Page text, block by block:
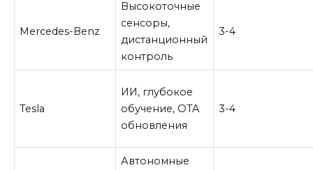
Mercedes-Benz
Высокоточные
сенсоры,
дистанционный
контроль
3-4
Tesla
ИИ, глубокое
обучение, OTA
обновления
3-4
Автономные